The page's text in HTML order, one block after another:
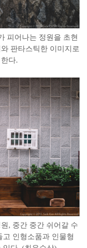
피어나는 정원을 초현
판타스틱한 이미지로
다.
, 중간 중간 쉬어갈 수
인형소품과 인물형